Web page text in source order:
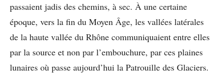
passaient jadis des chemins, à sec. À une certaine
époque, vers la fin du Moyen Âge, les vallées latérales
de la haute vallée du Rhône communiquaient entre elles
par la source et non par l’embouchure, par ces plaines
lunaires où passe aujourd’hui la Patrouille des Glaciers.